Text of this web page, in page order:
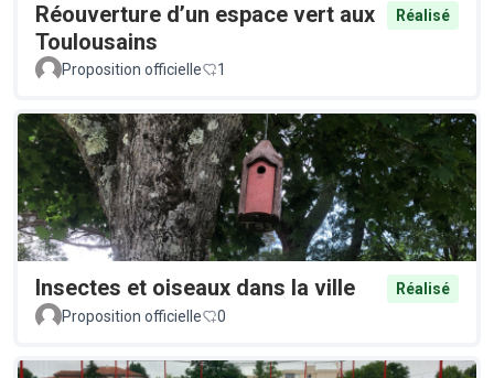
Réouverture d’un espace vert aux
Toulousains
Réalisé
Proposition officielle 1
Insectes et oiseaux dans la ville
Réalisé
Proposition officielle
0